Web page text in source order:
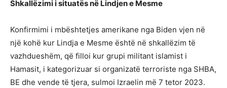
Shkallëzimi i situatës në Lindjen e Mesme
Konfirmimi i mbështetjes amerikane nga Biden vjen në
një kohë kur Lindja e Mesme është në shkallëzim të
vazhdueshëm, që filloi kur grupi militant islamist i
Hamasit, i kategorizuar si organizatë terroriste nga SHBA,
BE dhe vende të tjera, sulmoi Izraelin më 7 tetor 2023.